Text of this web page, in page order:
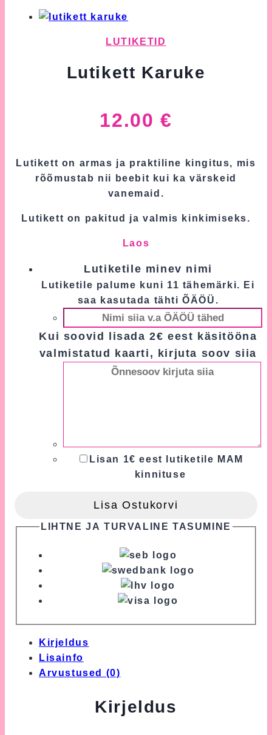
LUTIKETID
Lutikett Karuke
12.00 €
Lutikett on armas ja praktiline kingitus, mis
rõõmustab nii beebit kui ka värskeid
vanemaid.
Lutikett on pakitud ja valmis kinkimiseks.
Laos
Lutiketile minev nimi
Lutiketile palume kuni 11 tähemärki. Ei
saa kasutada tähti ÕÄÖÜ.
Kui soovid lisada 2€ eest käsitööna
valmistatud kaarti, kirjuta soov siia
Lisan 1€ eest lutiketile MAM
kinnituse
Lisa Ostukorvi
LIHTNE JA TURVALINE TASUMINE
Kirjeldus
Lisainfo
Arvustused (0)
Kirjeldus